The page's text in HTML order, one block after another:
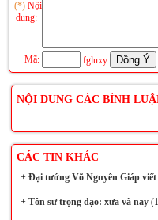
(*) Nội
dung:
Mã: fgluxy
NỘI DUNG CÁC BÌNH
CÁC TIN KHÁC
+Đại tướng Võ Nguyên Giáp viết
+Tôn sư trọng đạo: xưa và nay